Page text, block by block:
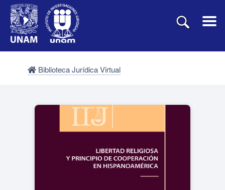
Biblioteca Jurídica Virtual